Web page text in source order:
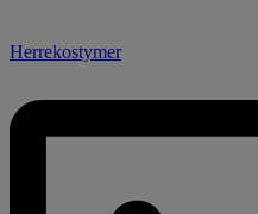
Herrekostymer